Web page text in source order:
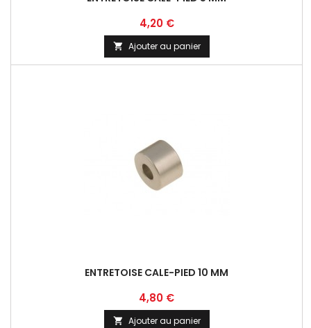
Prix
4,20 €
 Ajouter au panier
ENTRETOISE CALE-PIED 10 MM
Prix
4,80 €
 Ajouter au panier